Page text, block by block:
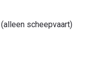
scheepvaart)